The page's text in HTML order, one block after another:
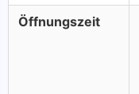
Öffnungszeit